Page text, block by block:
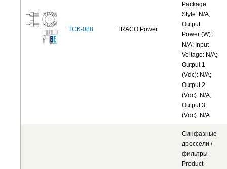
TCK-088 TRACO Power
Package
Style: N/A;
Output
Power (W):
N/A; Input
Voltage: N/A;
Output 1
(Vdc): N/A;
Output 2
(Vdc): N/A;
Output 3
(Vdc): N/A
Синфазные
дроссели /
фильтры
Product